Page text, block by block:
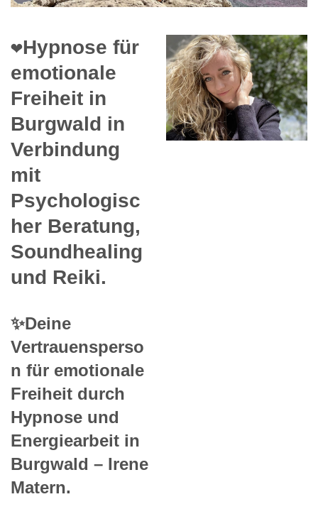
❤️Hypnose für
emotionale
Freiheit in
Burgwald in
Verbindung
mit
Psychologisc
her Beratung,
Soundhealing
und Reiki.
✨Deine
Vertrauensperso
n für emotionale
Freiheit durch
Hypnose und
Energiearbeit in
Burgwald – Irene
Matern.